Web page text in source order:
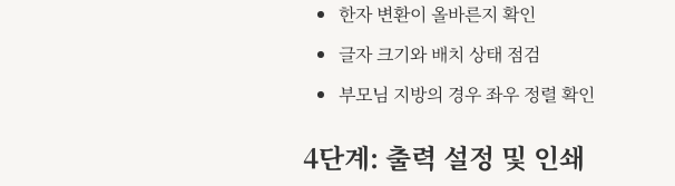
한자 변환이 올바른지 확인
글자 크기와 배치 상태 점검
부모님 지방의 경우 좌우 정렬 확인
4단계: 출력 설정 및 인쇄